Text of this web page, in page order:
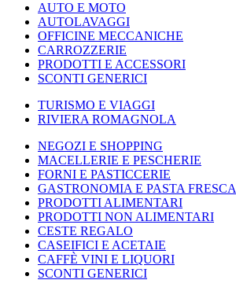
AUTO E MOTO
AUTOLAVAGGI
OFFICINE MECCANICHE
CARROZZERIE
PRODOTTI E ACCESSORI
SCONTI GENERICI
TURISMO E VIAGGI
RIVIERA ROMAGNOLA
NEGOZI E SHOPPING
MACELLERIE E PESCHERIE
FORNI E PASTICCERIE
GASTRONOMIA E PASTA FRESCA
PRODOTTI ALIMENTARI
PRODOTTI NON ALIMENTARI
CESTE REGALO
CASEIFICI E ACETAIE
CAFFÈ VINI E LIQUORI
SCONTI GENERICI